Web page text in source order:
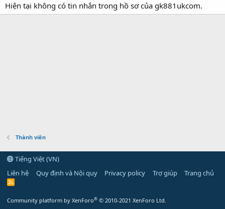
Hiện tại không có tin nhắn trong hồ sơ của gk881ukcom.
Thành viên
Tiếng Việt (VN)
Liên hệ
Quy định và Nội quy Privacy policy Trợ giúp Trang chủ
R
Community platform by XenForo® © 2010-2021 XenForo Ltd.